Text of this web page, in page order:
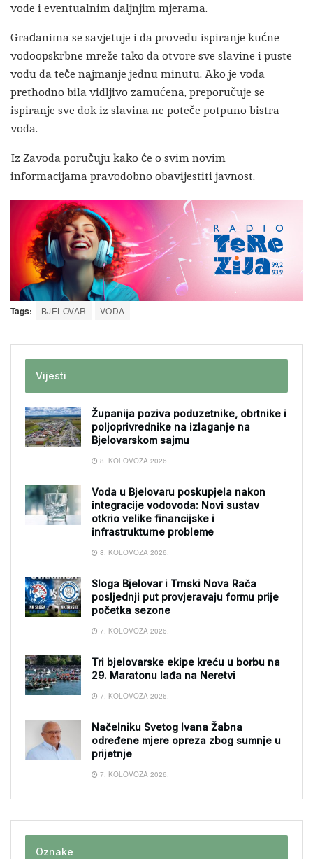
vode i eventualnim daljnjim mjerama.
Građanima se savjetuje i da provedu ispiranje kućne
vodoopskrbne mreže tako da otvore sve slavine i puste
vodu da teče najmanje jednu minutu. Ako je voda
prethodno bila vidljivo zamućena, preporučuje se
ispiranje sve dok iz slavina ne poteče potpuno bistra
voda.
Iz Zavoda poručuju kako će o svim novim
informacijama pravodobno obavijestiti javnost.
Tags: BJELOVAR VODA
Vijesti
Županija poziva poduzetnike, obrtnike i
poljoprivrednike na izlaganje na
Bjelovarskom sajmu
8. KOLOVOZA 2026.
Voda u Bjelovaru poskupjela nakon
integracije vodovoda: Novi sustav
otkrio velike financijske i
infrastrukturne probleme
8. KOLOVOZA 2026.
Sloga Bjelovar i Trnski Nova Rača
posljednji put provjeravaju formu prije
početka sezone
7. KOLOVOZA 2026.
Tri bjelovarske ekipe kreću u borbu na
29. Maratonu lađa na Neretvi
7. KOLOVOZA 2026.
Načelniku Svetog Ivana Žabna
određene mjere opreza zbog sumnje u
prijetnje
7. KOLOVOZA 2026.
Oznake